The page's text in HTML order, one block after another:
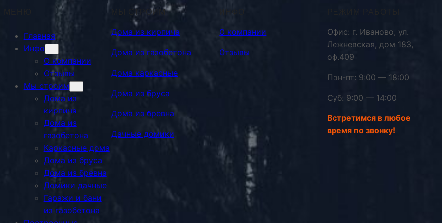
Главная
Инфо
О компании
Отзывы
Мы строим
Дома из
кирпича
Дома из
газобетона
Каркасные дома
Дома из бруса
Дома из бревна
Домики дачные
Гаражи и бани
из газобетона
МЫ СТРОИМ
Дома из кирпича
Дома из газобетона
Дома каркасные
Дома из бруса
Дома из бревна
Дачные домики
ИНФО
О компании
Отзывы
Офис: г. Иваново, ул.
Лежневская, дом 183,
оф.409
Пон-пт: 9:00 — 18:00
Суб: 9:00 — 14:00
Встретимся в любое
время по звонку!